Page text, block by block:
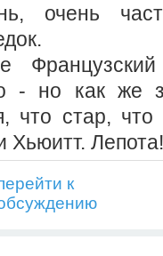
очень
- но как же
что стар,
Хьюитт. Лепота!
к